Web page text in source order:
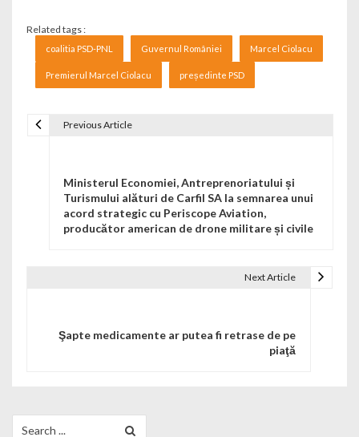
Related tags :
coalitia PSD-PNL Guvernul României Marcel Ciolacu
Premierul Marcel Ciolacu președinte PSD
Previous Article
Ministerul Economiei, Antreprenoriatului și
Turismului alături de Carfil SA la semnarea unui
acord strategic cu Periscope Aviation,
producător american de drone militare și civile
Next Article
Şapte medicamente ar putea fi retrase de pe
piaţă